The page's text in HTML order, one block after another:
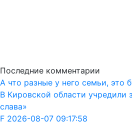
Последние комментарии
А что разные у него семьи, это
В Кировской области учредили
слава»
F 2026-08-07 09:17:58